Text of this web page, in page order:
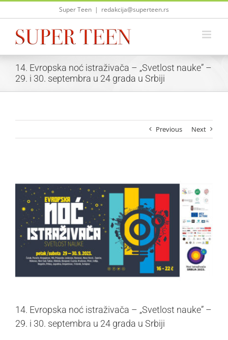
Skip
Super Teen | redakcija@superteen.rs
14. Evropska noć istraživača – „Svetlost nauke” –
29. i 30. septembra u 24 grada u Srbiji
Previous Next
Larger
Image
14. Evropska noć istraživača – „Svetlost nauke” –
29. i 30. septembra u 24 grada u Srbiji